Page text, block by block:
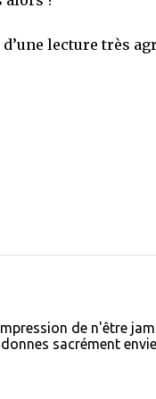
d’une lecture très
de n'être
sacrément